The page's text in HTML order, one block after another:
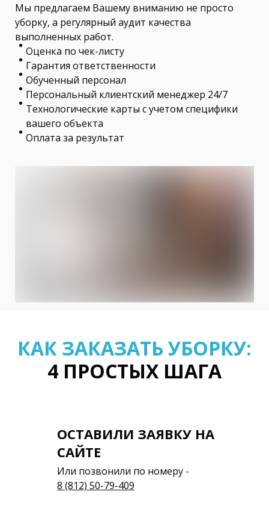
Мы предлагаем Вашему вниманию не просто
уборку, а регулярный аудит качества
выполненных работ.
Оценка по чек-листу
Гарантия ответственности
Обученный персонал
Персональный клиентский менеджер 24/7
Технологические карты с учетом специфики
вашего объекта
Оплата за результат
КАК ЗАКАЗАТЬ УБОРКУ:
4 ПРОСТЫХ ШАГА
ОСТАВИЛИ ЗАЯВКУ НА
САЙТЕ
Или позвонили по номеру -
8 (812) 50-79-409